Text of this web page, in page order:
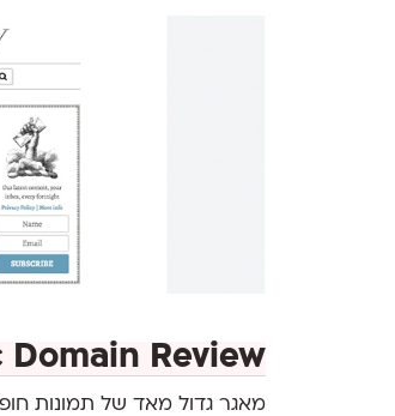
Domain Review
מאגר גדול מאד של תמונות